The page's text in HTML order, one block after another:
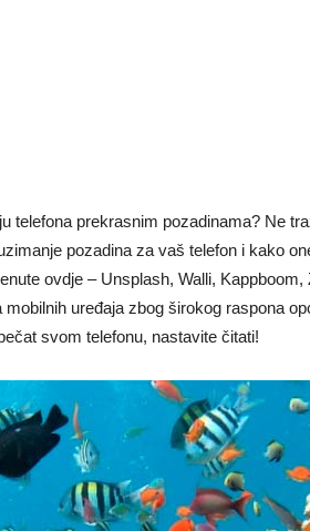
telefona prekrasnim pozadinama? Ne
pozadina za vaš telefon i kako
ovdje – Unsplash, Walli,
uređaja zbog širokog raspona
svom telefonu, nastavite čitati!